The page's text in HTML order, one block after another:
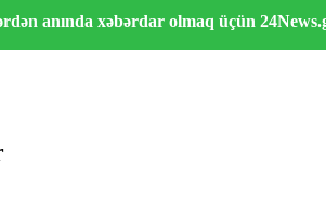
anında xəbərdar olmaq üçün